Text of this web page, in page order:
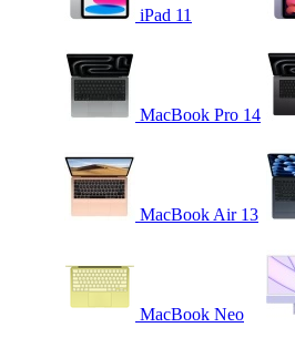
iPad 11
MacBook Pro 14
MacBook Air 13
MacBook Neo